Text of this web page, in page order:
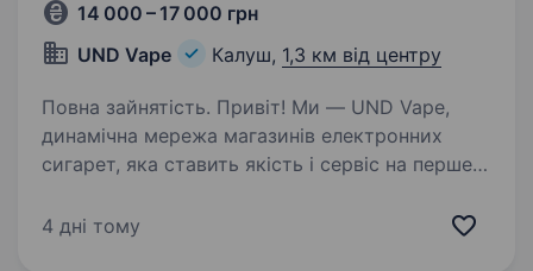
14 000 – 17 000 грн
UND Vape
Калуш, 1,3 км від центру
Повна зайнятість. Привіт! Ми — UND Vape,
динамічна мережа магазинів електронних
сигарет, яка ставить якість і сервіс на перше
команді, навчатися новому та розвиватися
4 дні тому